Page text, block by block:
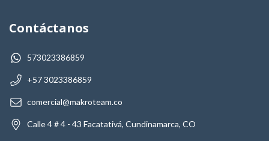
Contáctanos
573023386859
+57 3023386859
comercial@makroteam.co
Calle 4 # 4 - 43 Facatativá, Cundinamarca, CO